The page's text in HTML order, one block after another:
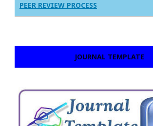
PEER REVIEW PROCESS
JOURNAL TEMPLATE